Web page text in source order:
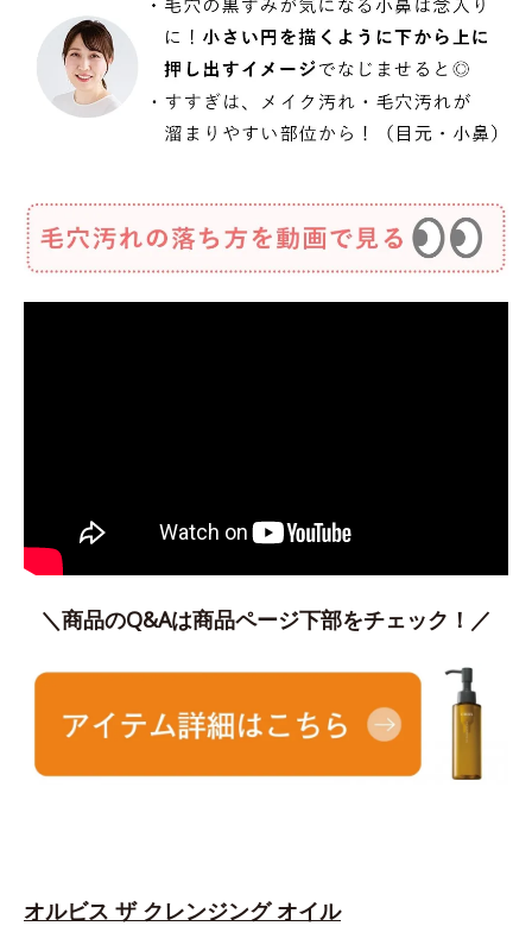
＼商品のQ&Aは商品ページ下部をチェック！／
オルビス ザ クレンジング オイル